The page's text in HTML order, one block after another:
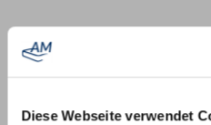
Diese Webseite verwendet